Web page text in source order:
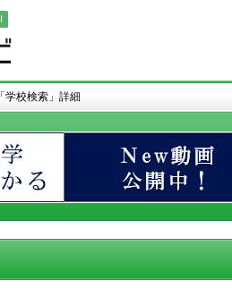
「学校検索」詳細